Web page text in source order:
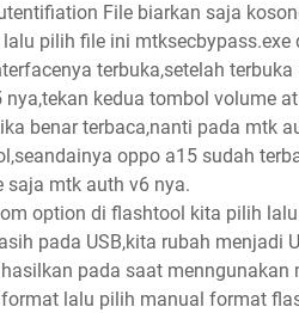
File biarkan saja
pilih file ini mtksecbypass.exe
terbuka,setelah
kedua tombol volume
benar terbaca,nanti pada mtk
oppo a15 sudah
saja mtk auth v6 nya.
option di flashtool kita pilih
pada USB,kita rubah menjadi
pada saat menngunakan
lalu pilih manual format